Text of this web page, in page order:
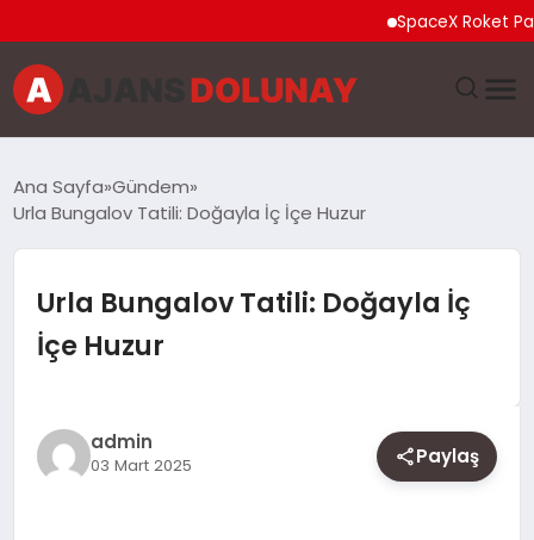
SpaceX Roket
EĞITIM
EKONOMI
GENEL
MAGAZIN
Ana Sayfa Gündem
Urla Bungalov Tatili: Doğayla İç İçe Huzur
Urla Bungalov Tatili: Doğayla İç
İçe Huzur
admin
03 Mart 2025 Paylaş